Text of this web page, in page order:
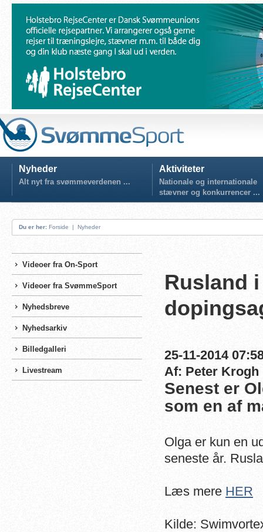
Nyheder
Alt nyt fra svømmeverdenen ...
Aktiviteter
Nationale og internationale
stævner og konkurrencer ...
Du er her: Forside | Nyheder
Videoer fra On-Sport
Videoer fra SvømmeSport
Nyhedsbreve
Nyhedsarkiv
Billedgalleri
Livestream
Rusland
25-11-2014
Af: Peter Krogh
Senest er
som en af
Olga er kun en
seneste år.
Læs mere HER
Kilde: